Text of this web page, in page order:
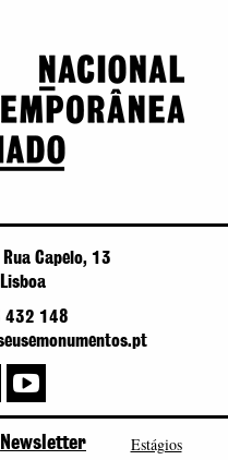
Capelo, 13
432 148
Newsletter
Estágios